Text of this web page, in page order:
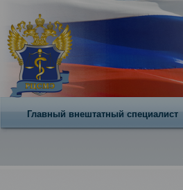
Главный внештатный специалист